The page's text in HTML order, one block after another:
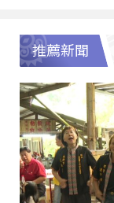
推薦新聞